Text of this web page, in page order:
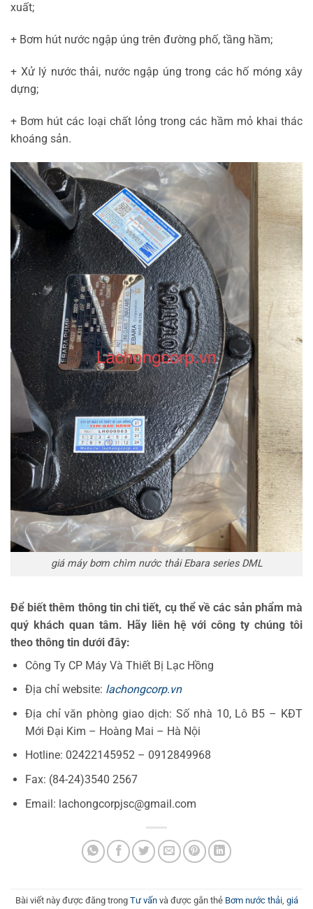
xuất;
+ Bơm hút nước ngập úng trên đường phố, tầng hầm;
+ Xử lý nước thải, nước ngập úng trong các hố móng xây
dựng;
+ Bơm hút các loại chất lỏng trong các hầm mỏ khai thác
khoáng sản.
giá máy bơm chìm nước thải Ebara series DML
Để biết thêm thông tin chi tiết, cụ thể về các sản phẩm mà
quý khách quan tâm. Hãy liên hệ với công ty chúng tôi
theo thông tin dưới đây:
Công Ty CP Máy Và Thiết Bị Lạc Hồng
Địa chỉ website: lachongcorp.vn
Địa chỉ văn phòng giao dịch: Số nhà 10, Lô B5 – KĐT
Mới Đại Kim – Hoàng Mai – Hà Nội
Hotline: 02422145952 – 0912849968
Fax: (84-24)3540 2567
Email: lachongcorpjsc@gmail.com
Bài viết này được đăng trong Tư vấnvà được gắn thẻ Bơm nước thải, giá